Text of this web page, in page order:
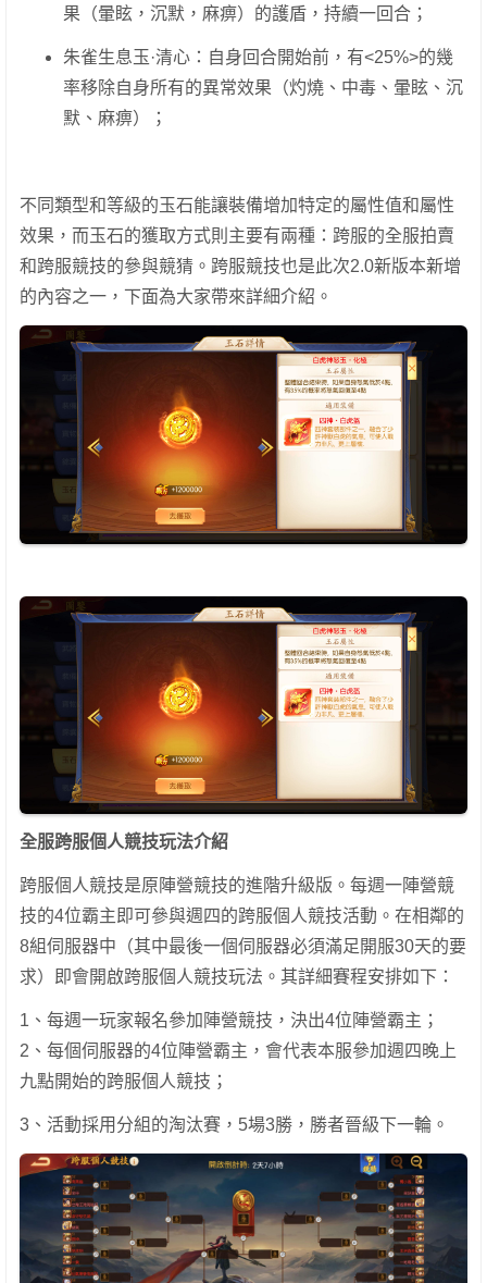
果（暈眩，沉默，麻痹）的護盾，持續一回合；
朱雀生息玉·清心：自身回合開始前，有<25%>的幾
率移除自身所有的異常效果（灼燒、中毒、暈眩、沉
默、麻痹）；
不同類型和等級的玉石能讓裝備增加特定的屬性值和屬性
效果，而玉石的獲取方式則主要有兩種：跨服的全服拍賣
和跨服競技的參與競猜。跨服競技也是此次2.0新版本新增
的內容之一，下面為大家帶來詳細介紹。
全服跨服個人競技玩法介紹
跨服個人競技是原陣營競技的進階升級版。每週一陣營競
技的4位霸主即可參與週四的跨服個人競技活動。在相鄰的
8組伺服器中（其中最後一個伺服器必須滿足開服30天的要
求）即會開啟跨服個人競技玩法。其詳細賽程安排如下：
1、每週一玩家報名參加陣營競技，決出4位陣營霸主；
2、每個伺服器的4位陣營霸主，會代表本服參加週四晚上
九點開始的跨服個人競技；
3、活動採用分組的淘汰賽，5場3勝，勝者晉級下一輪。